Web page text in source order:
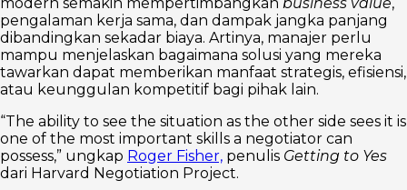
pengalaman kerja sama, dan dampak jangka panjang
dibandingkan sekadar biaya. Artinya, manajer perlu
mampu menjelaskan bagaimana solusi yang mereka
tawarkan dapat memberikan manfaat strategis, efisiensi,
atau keunggulan kompetitif bagi pihak lain.
“The ability to see the situation as the other side sees it is
one of the most important skills a negotiator can
possess,” ungkap Roger Fisher, penulis Getting to Yes
dari Harvard Negotiation Project.